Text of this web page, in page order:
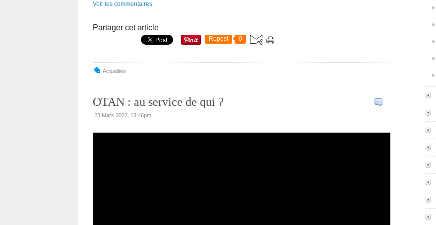
Voir les commentaires
Partager cet article
Repost 0
Actualités
…
OTAN : au service de qui ?
23 Mars 2022, 13:46pm